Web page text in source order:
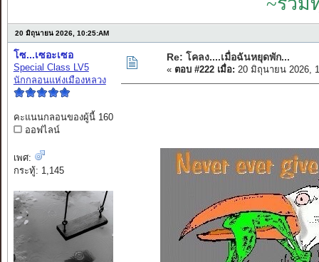
20 มิถุนายน 2026, 10:25:AM
โซ...เซอะเซอ
Special Class LV5
นักกลอนแห่งเมืองหลวง
คะแนนกลอนของผู้นี้ 160
ออฟไลน์
เพศ:
กระทู้: 1,145
Re: โคลง....เมื่อฉันหยุดพัก...
« ตอบ #222 เมื่อ: 20 มิถุนายน 2026,